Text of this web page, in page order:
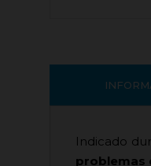
Indicado
problemas